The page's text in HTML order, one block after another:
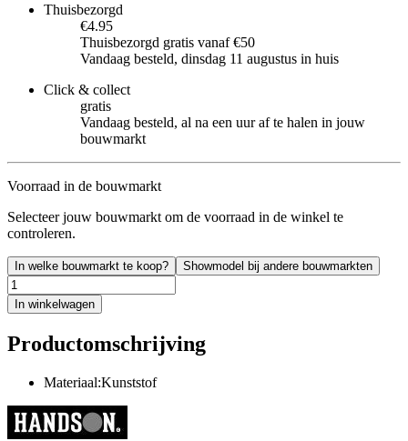
Thuisbezorgd
€4.95
Thuisbezorgd gratis vanaf €50
Vandaag besteld, dinsdag 11 augustus in huis
Click & collect
gratis
Vandaag besteld, al na een uur af te halen in jouw
bouwmarkt
Voorraad in de bouwmarkt
Selecteer jouw bouwmarkt om de voorraad in de winkel te
controleren.
In welke bouwmarkt te koop? Showmodel bij andere bouwmarkten
In winkelwagen
Productomschrijving
Materiaal:Kunststof